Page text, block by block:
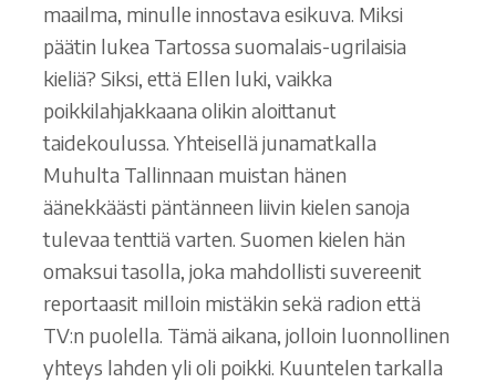
maailma, minulle innostava esikuva. Miksi
päätin lukea Tartossa suomalais-ugrilaisia
kieliä? Siksi, että Ellen luki, vaikka
poikkilahjakkaana olikin aloittanut
taidekoulussa. Yhteisellä junamatkalla
Muhulta Tallinnaan muistan hänen
äänekkäästi päntänneen liivin kielen sanoja
tulevaa tenttiä varten. Suomen kielen hän
omaksui tasolla, joka mahdollisti suvereenit
reportaasit milloin mistäkin sekä radion että
TV:n puolella. Tämä aikana, jolloin luonnollinen
yhteys lahden yli oli poikki. Kuuntelen tarkalla